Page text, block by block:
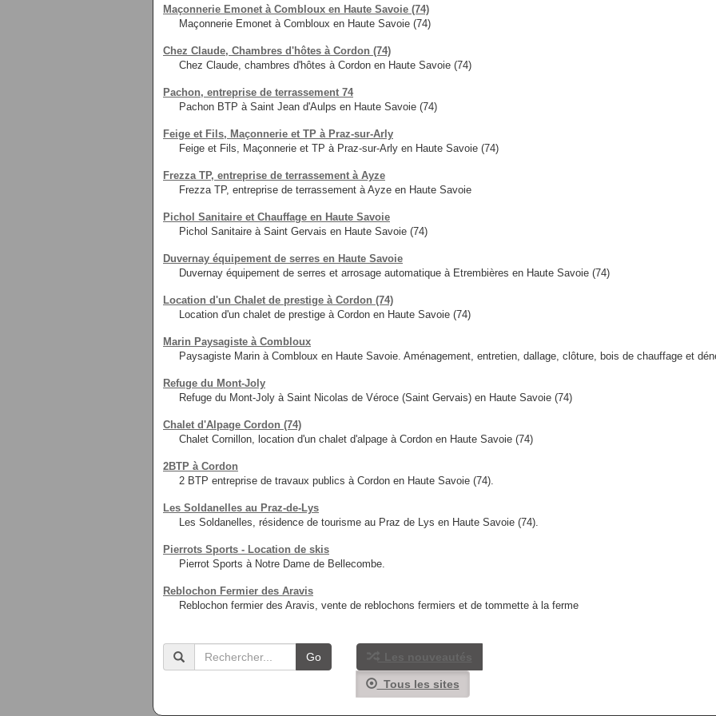
Maçonnerie Emonet à Combloux en Haute Savoie (74)
Maçonnerie Emonet à Combloux en Haute Savoie (74)
Chez Claude, Chambres d'hôtes à Cordon (74)
Chez Claude, chambres d'hôtes à Cordon en Haute Savoie (74)
Pachon, entreprise de terrassement 74
Pachon BTP à Saint Jean d'Aulps en Haute Savoie (74)
Feige et Fils, Maçonnerie et TP à Praz-sur-Arly
Feige et Fils, Maçonnerie et TP à Praz-sur-Arly en Haute Savoie (74)
Frezza TP, entreprise de terrassement à Ayze
Frezza TP, entreprise de terrassement à Ayze en Haute Savoie
Pichol Sanitaire et Chauffage en Haute Savoie
Pichol Sanitaire à Saint Gervais en Haute Savoie (74)
Duvernay équipement de serres en Haute Savoie
Duvernay équipement de serres et arrosage automatique à Etrembières en Haute Savoie (74)
Location d'un Chalet de prestige à Cordon (74)
Location d'un chalet de prestige à Cordon en Haute Savoie (74)
Marin Paysagiste à Combloux
Paysagiste Marin à Combloux en Haute Savoie. Aménagement, entretien, dallage, clôture, bois de chauffage et
Refuge du Mont-Joly
Refuge du Mont-Joly à Saint Nicolas de Véroce (Saint Gervais) en Haute Savoie (74)
Chalet d'Alpage Cordon (74)
Chalet Cornillon, location d'un chalet d'alpage à Cordon en Haute Savoie (74)
2BTP à Cordon
2 BTP entreprise de travaux publics à Cordon en Haute Savoie (74).
Les Soldanelles au Praz-de-Lys
Les Soldanelles, résidence de tourisme au Praz de Lys en Haute Savoie (74).
Pierrots Sports - Location de skis
Pierrot Sports à Notre Dame de Bellecombe.
Reblochon Fermier des Aravis
Reblochon fermier des Aravis, vente de reblochons fermiers et de tommette à la ferme
Go
Tous les sites